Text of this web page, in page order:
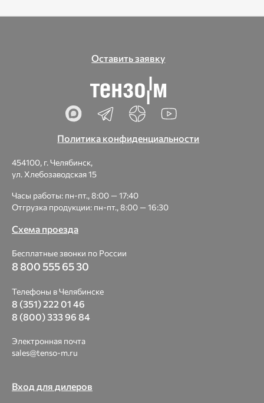
Оставить заявку
Политика конфиденциальности
454100, г. Челябинск,
ул. Хлебозаводская 15
Часы работы: пн-пт., 8:00 — 17:40
Отгрузка продукции: пн-пт., 8:00 — 16:30
Схема проезда
Бесплатные звонки по России
8 800 555 65 30
Телефоны в Челябинске
8 (351) 222 01 46
8 (800) 333 96 84
Электронная почта
sales@tenso-m.ru
Вход для дилеров